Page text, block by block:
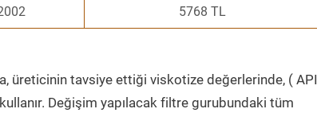
5768 TL
üreticinin tavsiye ettiği viskotize değerlerinde, ( API
Değişim yapılacak filtre gurubundaki tüm